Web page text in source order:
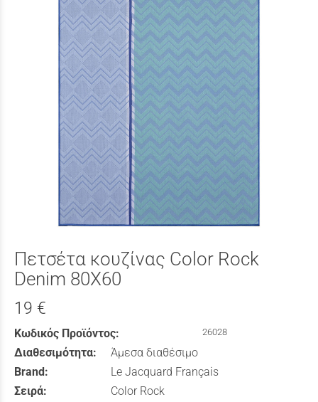
Πετσέτα κουζίνας Color Rock
Denim 80X60
19 €
Κωδικός Προϊόντος: 26028
Διαθεσιμότητα:
Άμεσα διαθέσιμο
Brand:
Le Jacquard Français
Σειρά:
Color Rock